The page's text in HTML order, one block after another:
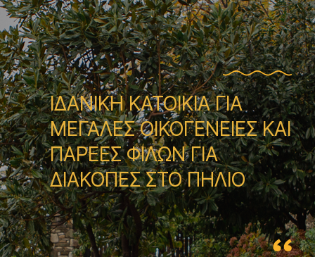
ΙΔΑΝΙΚΗ ΚΑΤΟΙΚΙΑ ΓΙΑ
ΜΕΓΑΛΕΣ ΟΙΚΟΓΕΝΕΙΕΣ ΚΑΙ
ΠΑΡΕΕΣ ΦΙΛΩΝ ΓΙΑ
ΔΙΑΚΟΠΕΣ ΣΤΟ ΠΗΛΙΟ